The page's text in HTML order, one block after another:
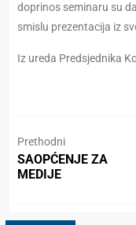
doprinos seminaru su
smislu prezentacija iz
Iz ureda Predsjednika
Prethodni
SAOPĆENJE ZA
MEDIJE